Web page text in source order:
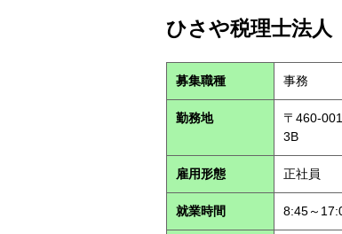
ひさや税理士法人
募集職種 事務
勤務地
〒460-
3B
雇用形態 正社員
就業時間 8:45～